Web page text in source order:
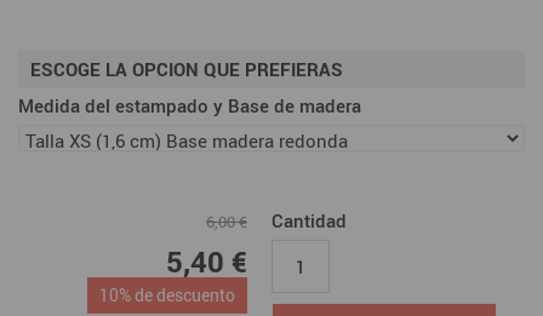
ESCOGE LA OPCION QUE PREFIERAS
Medida del estampado y Base de madera
6,00 €
5,40 €
10% de descuento
Cantidad